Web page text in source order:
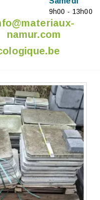
9h00 - 13h00
namur.com